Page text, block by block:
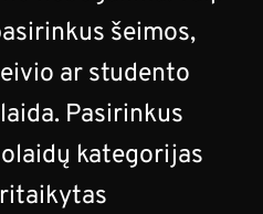
šeimos,
ar studento
Pasirinkus
kategorijas